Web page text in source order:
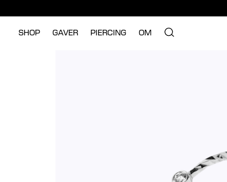
SHOP GAVER PIERCING OM